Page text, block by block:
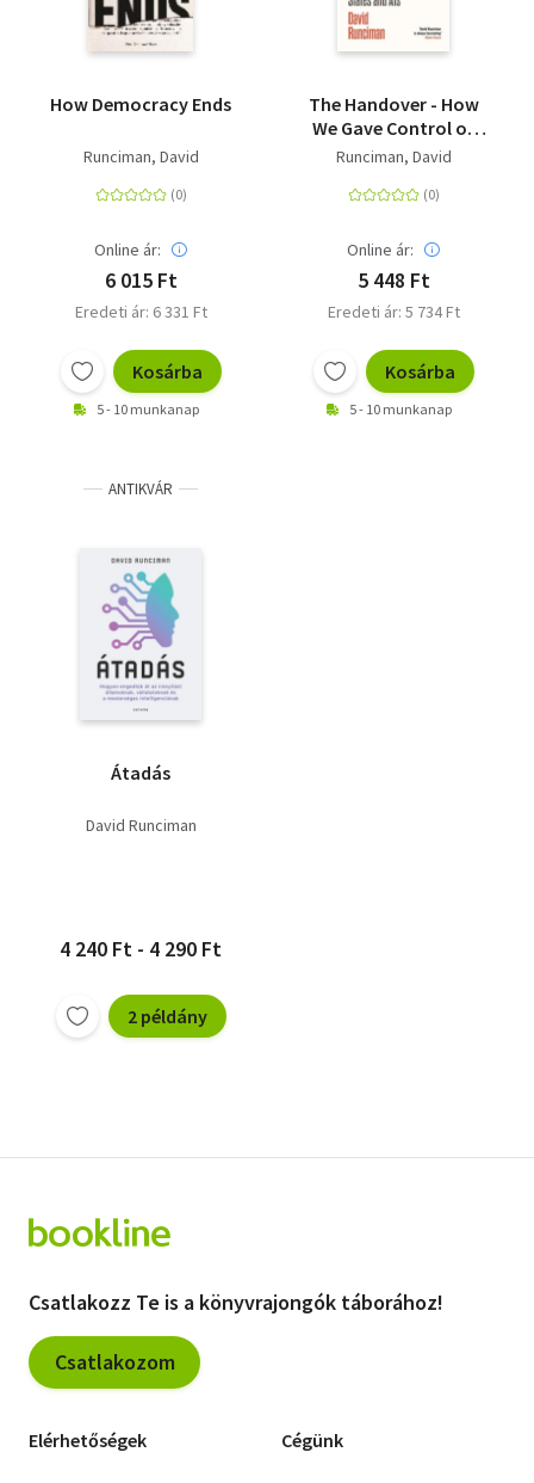
How Democracy Ends
Runciman, David
Online ár:
6 015 Ft
Eredeti ár: 6 331 Ft
Kosárba
5 - 10 munkanap
The Handover - How
We Gave Control of
Our Lives to
and AIs
Runciman, David
Online ár:
5 448 Ft
Eredeti ár: 5 734 Ft
Kosárba
5 - 10 munkanap
ANTIKVÁR
Átadás
David Runciman
4 240 Ft - 4 290 Ft
2 példány
Csatlakozz Te is a könyvrajongók táborához!
Csatlakozom
Elérhetőségek Cégünk